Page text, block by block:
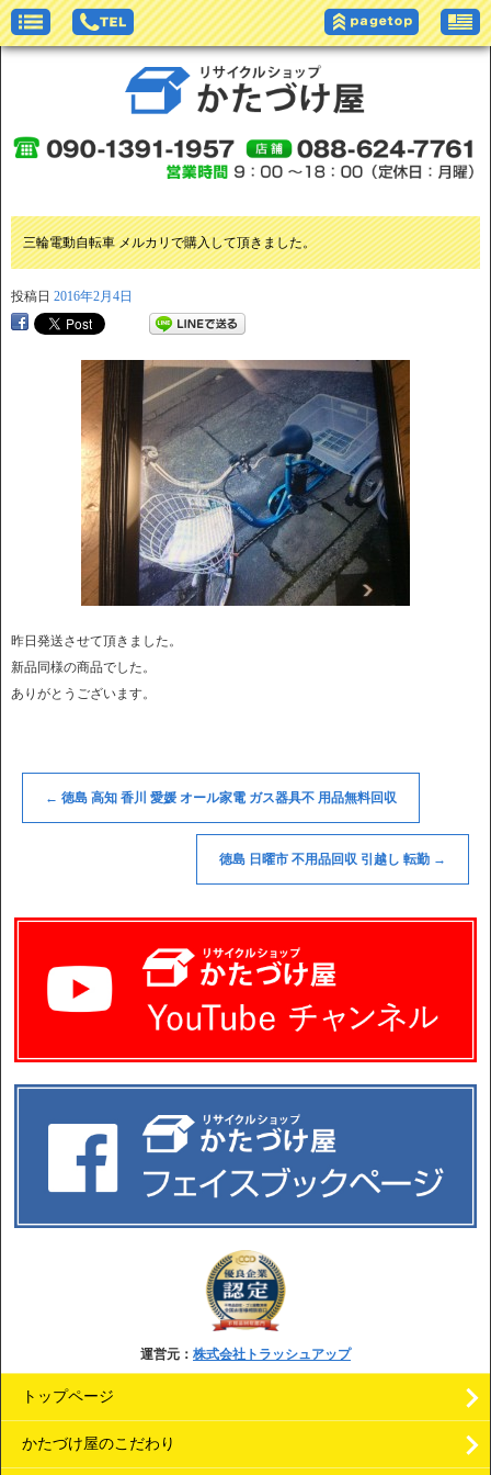
三輪電動自転車 メルカリで購入して頂きました。
投稿日 2016年2月4日
昨日発送させて頂きました。
新品同様の商品でした。
ありがとうございます。
← 徳島 高知 香川 愛媛 オール家電 ガス器具不 用品無料回収
徳島 日曜市 不用品回収 引越し 転勤 →
運営元： 株式会社トラッシュアップ
トップページ
かたづけ屋のこだわり